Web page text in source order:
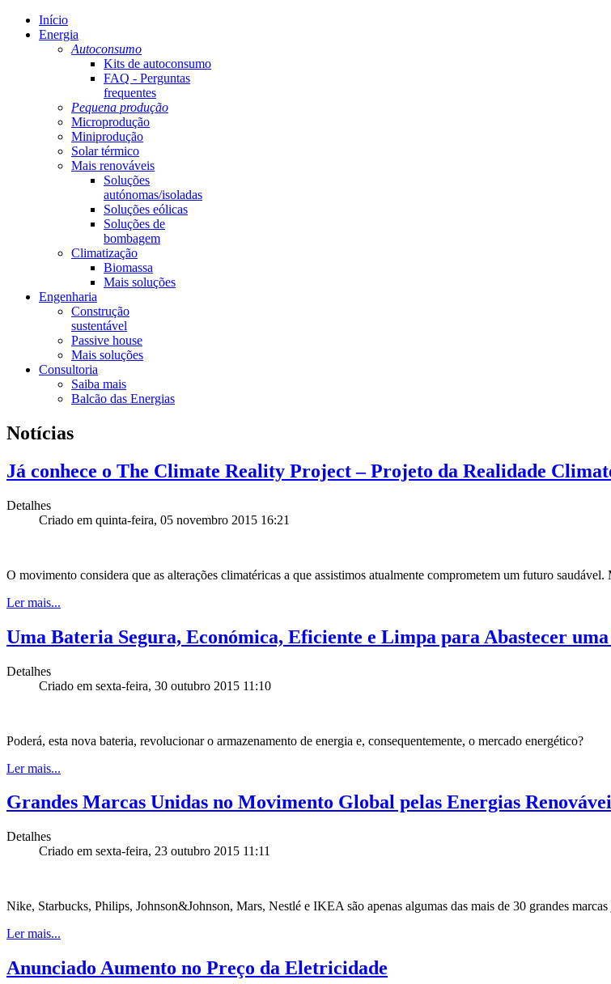
Início
Energia
Autoconsumo
Kits de autoconsumo
FAQ - Perguntas
frequentes
Pequena produção
Microprodução
Miniprodução
Solar térmico
Mais renováveis
Soluções
autónomas/isoladas
Soluções eólicas
Soluções de
bombagem
Climatização
Biomassa
Mais soluções
Engenharia
Construção
sustentável
Passive house
Mais soluções
Consultoria
Saiba mais
Balcão das Energias
Notícias
Já conhece o The Climate Reality Project – Projeto da Realidade
Detalhes
Criado em quinta-feira, 05 novembro 2015 16:21
O movimento considera que as alterações climatéricas a que assistimos atualmente comprometem um futuro
Ler mais...
Uma Bateria Segura, Económica, Eficiente e Limpa para Abastecer
Detalhes
Criado em sexta-feira, 30 outubro 2015 11:10
Poderá, esta nova bateria, revolucionar o armazenamento de energia e, consequentemente, o mercado energético?
Ler mais...
Grandes Marcas Unidas no Movimento Global pelas Energias
Detalhes
Criado em sexta-feira, 23 outubro 2015 11:11
Nike, Starbucks, Philips, Johnson&Johnson, Mars, Nestlé e IKEA são apenas algumas das mais de 30 grandes
Ler mais...
Anunciado Aumento no Preço da Eletricidade